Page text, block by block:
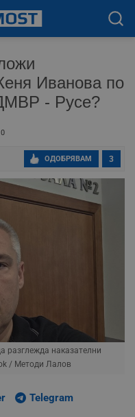
Иванова по
- Русе?
3
ОДОБРЯВАМ
разглежда наказателни
/ Методи Лалов
Telegram